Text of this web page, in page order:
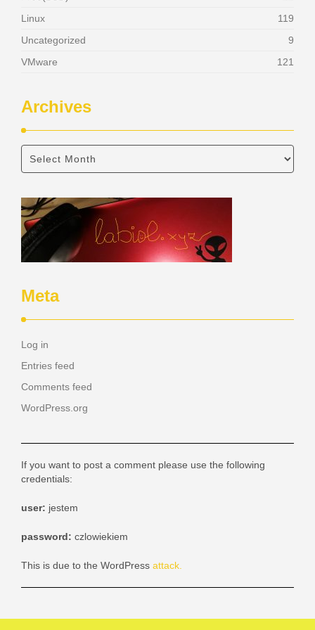
Linux
119
Uncategorized
9
VMware
121
Archives
Meta
Log in
Entries feed
Comments feed
WordPress.org
If you want to post a comment please use the following
credentials:
user: jestem
password: czlowiekiem
This is due to the WordPress attack.